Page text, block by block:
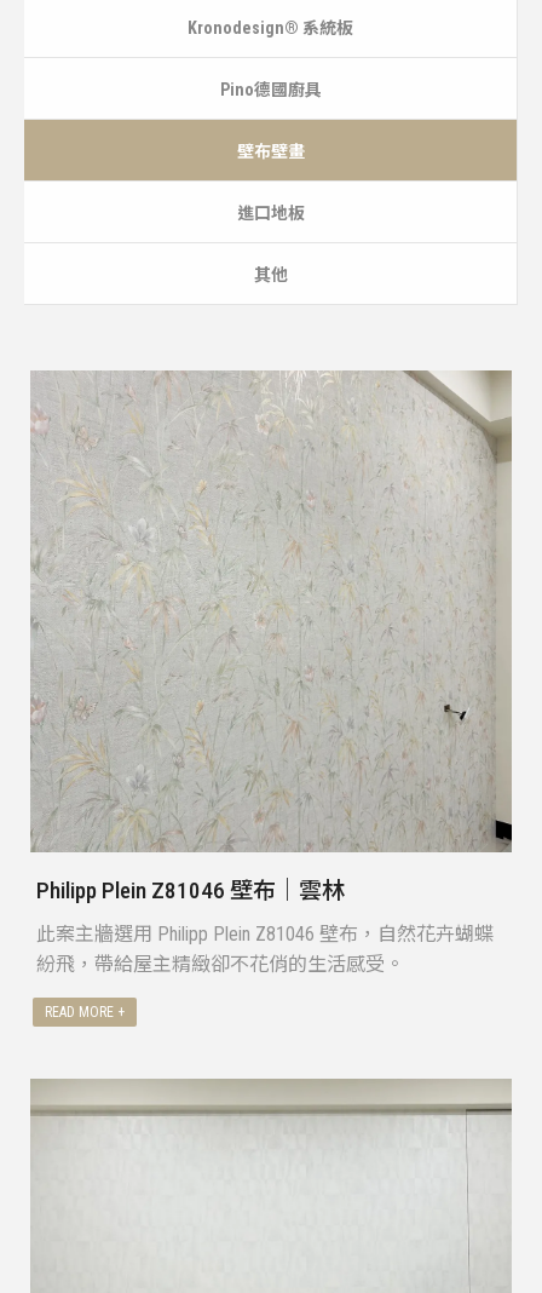
Kronodesign® 系統板
Pino德國廚具
壁布壁畫
進口地板
其他
Philipp Plein Z81046 壁布｜雲林
此案主牆選用 Philipp Plein Z81046 壁布，自然花卉蝴蝶
紛飛，帶給屋主精緻卻不花俏的生活感受。